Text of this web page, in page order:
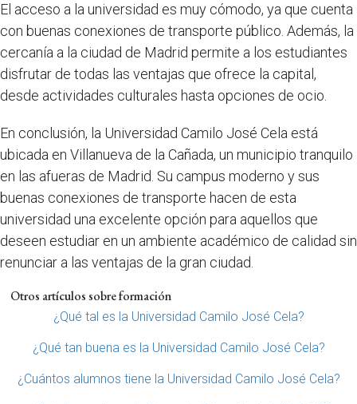
El acceso a la universidad es muy cómodo, ya que cuenta
con buenas conexiones de transporte público. Además, la
cercanía a la ciudad de Madrid permite a los estudiantes
disfrutar de todas las ventajas que ofrece la capital,
desde actividades culturales hasta opciones de ocio.
En conclusión, la Universidad Camilo José Cela está
ubicada en Villanueva de la Cañada, un municipio tranquilo
en las afueras de Madrid. Su campus moderno y sus
buenas conexiones de transporte hacen de esta
universidad una excelente opción para aquellos que
deseen estudiar en un ambiente académico de calidad sin
renunciar a las ventajas de la gran ciudad.
Otros artículos sobre formación
¿Qué tal es la Universidad Camilo José Cela?
¿Qué tan buena es la Universidad Camilo José Cela?
¿Cuántos alumnos tiene la Universidad Camilo José Cela?